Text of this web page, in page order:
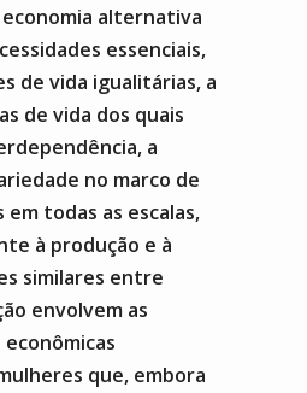
alternativa
essenciais,
de vida igualitárias, a
de vida dos quais
a
no marco de
todas as escalas,
à produção e à
similares entre
envolvem as
que, embora